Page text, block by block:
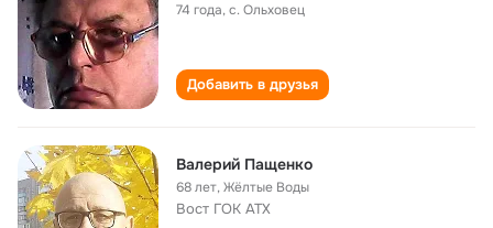
74 года,с. Ольховец
Добавить в друзья
Валерий Пащенко
68 лет,Жёлтые Воды
Вост ГОК АТХ